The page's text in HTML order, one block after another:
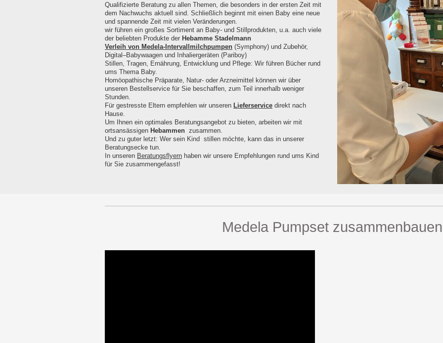
Qualifizierte Beratung zu allen Themen, die besonders in der ersten Zeit mit
dem Nachwuchs aktuell sind. Schließlich beginnt mit einen Baby eine neue
und spannende Zeit mit vielen Veränderungen.
wir führen ein großes Sortiment an Baby- und Stillprodukten, u.a. auch viele
der beliebten Produkte der Hebamme Stadelmann
Verleih von Medela-Intervallmilchpumpen (Symphony) und Zubehör,
Digital–Babywaagen und Inhaliergeräten (Pariboy)
Stillen, Tragen, Ernährung, Entwicklung und Pflege: Wir führen Bücher rund
ums Thema Baby.
Homöopathische Präparate, Natur- oder Arzneimittel können wir über
unseren Bestellservice für Sie beschaffen, zum Teil innerhalb weniger
Stunden.
Für gestresste Eltern empfehlen wir unseren Lieferservice direkt nach
Hause.
Um Ihnen ein optimales Beratungsangebot zu bieten, arbeiten wir mit
ortsansässigen Hebammen zusammen.
Und zu guter letzt: Wer sein Kind stillen möchte, kann das in unserer
Beratungsecke tun.
In unseren Beratungsflyern haben wir unsere Empfehlungen rund ums Kind
für Sie zusammengefasst!
Medela Pumpset zusammenbauen